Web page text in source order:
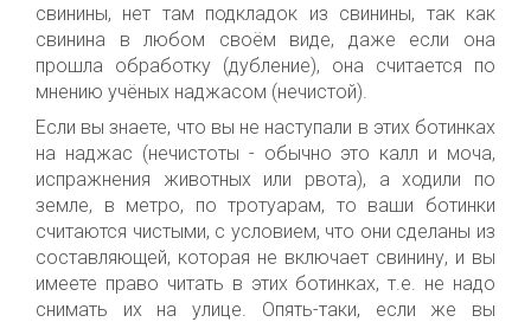
свинины, нет там подкладок из свинины, так как
свинина в любом своём виде, даже если она
прошла обработку (дубление), она считается по
мнению учёных наджасом (нечистой).
Если вы знаете, что вы не наступали в этих ботинках
на наджас (нечистоты - обычно это калл и моча,
испражнения животных или рвота), а ходили по
земле, в метро, по тротуарам, то ваши ботинки
считаются чистыми, с условием, что они сделаны из
составляющей, которая не включает свинину, и вы
имеете право читать в этих ботинках, т.е. не надо
снимать их на улице. Опять-таки, если же вы